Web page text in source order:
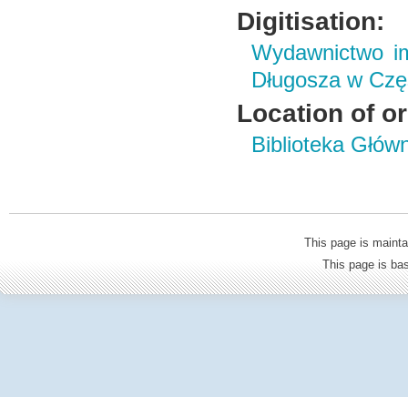
Digitisation:
Wydawnictwo
Długosza w
Location of
Biblioteka
This page is
This page is